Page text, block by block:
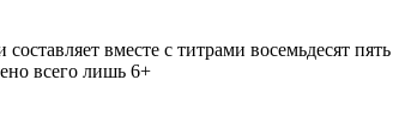
вместе с титрами восемьдесят пять
всего лишь 6+